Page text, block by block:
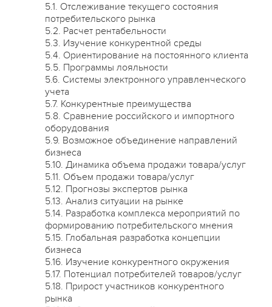
5.1. Отслеживание текущего состояния
потребительского рынка
5.2. Расчет рентабельности
5.3. Изучение конкурентной среды
5.4. Ориентирование на постоянного клиента
5.5. Программы лояльности
5.6. Системы электронного управленческого
учета
5.7. Конкурентные преимущества
5.8. Сравнение российского и импортного
оборудования
5.9. Возможное объединение направлений
бизнеса
5.10. Динамика объема продажи товара/услуг
5.11. Объем продажи товара/услуг
5.12. Прогнозы экспертов рынка
5.13. Анализ ситуации на рынке
5.14. Разработка комплекса мероприятий по
формированию потребительского мнения
5.15. Глобальная разработка концепции
бизнеса
5.16. Изучение конкурентного окружения
5.17. Потенциал потребителей товаров/услуг
5.18. Прирост участников конкурентного
рынка